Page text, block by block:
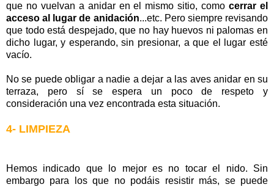
que no vuelvan a anidar en el mismo sitio, comocerrar el
acceso al lugar de anidación...etc. Pero siempre revisando
que todo está despejado, que no hay huevos ni palomas en
dicho lugar, y esperando, sin presionar, a que el lugar esté
vacío.
No se puede obligar a nadie a dejar a las aves anidar en su
terraza, pero sí se espera un poco de respeto y
consideración una vez encontrada esta situación.
4- LIMPIEZA
Hemos indicado que lo mejor es no tocar el nido. Sin
embargo para los que no podáis resistir más, se puede